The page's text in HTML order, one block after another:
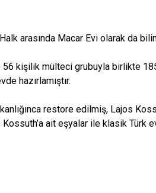
arasında Macar Evi olarak da
kişilik mülteci grubuyla birlikte
hazırlamıştır.
restore edilmiş, Lajos
ait eşyalar ile klasik Türk